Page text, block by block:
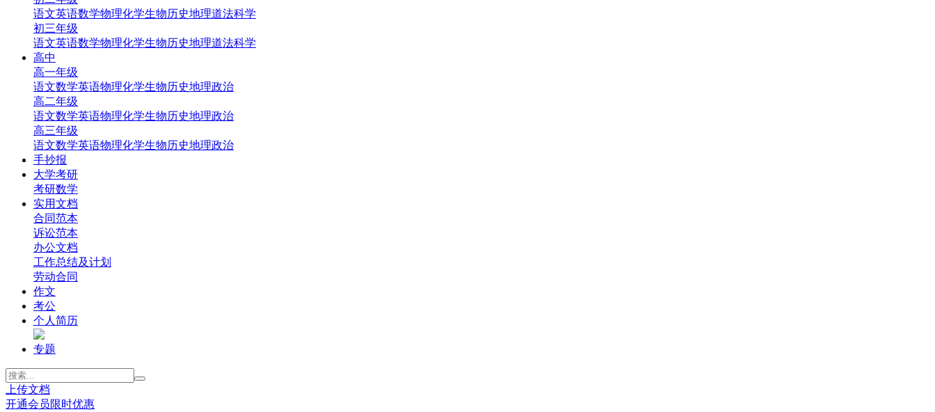
语文英语数学物理化学生物历史地理道法科学
初三年级
语文英语数学物理化学生物历史地理道法科学
高中
高一年级
‌语文‌数学英语‌物理‌化学‌生物‌历史‌地理‌‌政治‌
高二年级
‌语文‌数学英语‌物理‌化学‌生物‌历史‌地理‌‌政治‌
高三年级
‌语文‌数学英语‌物理‌化学‌生物‌历史‌地理‌政治
手抄报
大学考研
考研数学
实用文档
合同范本
诉讼范本
办公文档
工作总结及计划
劳动合同
作文
考公
个人简历
专题
上传文档
开通会员限时优惠